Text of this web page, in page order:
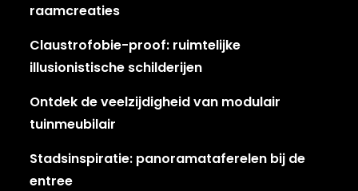
raamcreaties
Claustrofobie-proof: ruimtelijke
illusionistische schilderijen
Ontdek de veelzijdigheid van modulair
tuinmeubilair
Stadsinspiratie: panoramataferelen bij de
entree